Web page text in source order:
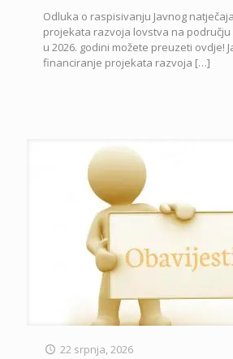
Odluka o raspisivanju Javnog
projekata razvoja lovstva na području
u 2026. godini možete preuzeti ovdje!
financiranje projekata razvoja […]
22 srpnja, 2026